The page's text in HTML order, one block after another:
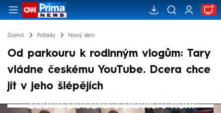
Domů Pořady Nový den
Od parkouru k rodinným vlogům: Tary
vládne českému YouTube. Dcera chce
jít v jeho šlépějích
Žádná položka z playlistu není